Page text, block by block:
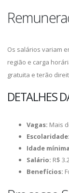
Os salários variam
região e carga
gratuita e terão
DETALHES
Vagas: Mais
Escolaridade:
Idade
Salário: R$
Benefícios: